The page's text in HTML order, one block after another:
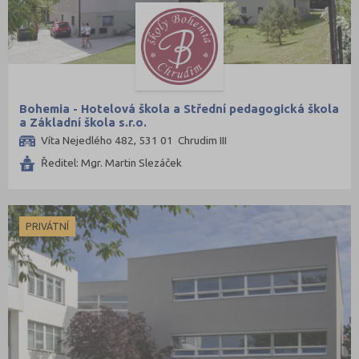
Praha hlavní město (223)
Praha-východ (14)
Prostějov (16)
Přerov (22)
Příbram (14)
Rokycany (3)
Rychnov nad Kněžnou (8)
Semily (10)
Sokolov (7)
Strakonice (12)
Svitavy (16)
Bohemia - Hotelová škola a Střední pedagogická škola
a Základní škola s.r.o.
Víta Nejedlého 482, 531 01 Chrudim III
Ředitel: Mgr. Martin Slezáček
PRIVÁTNÍ